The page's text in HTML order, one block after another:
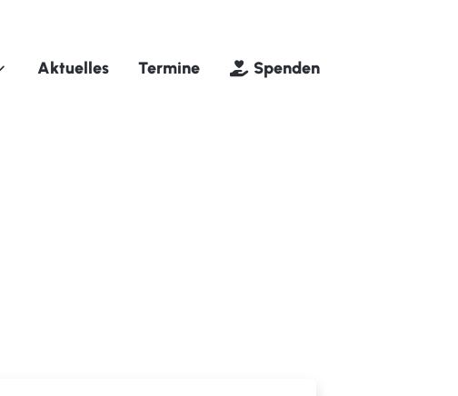
Aktuelles Termine Spenden